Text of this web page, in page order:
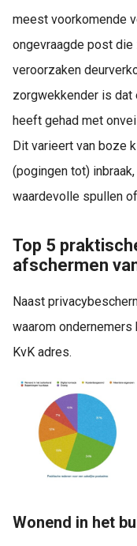
meest voorkomende
ongevraagde post die
veroorzaken
zorgwekkender is dat
heeft gehad met
Dit varieert van boze
(pogingen tot)
waardevolle spullen
Top 5
afschermen
Naast
waarom
KvK adres.
Wonend in het